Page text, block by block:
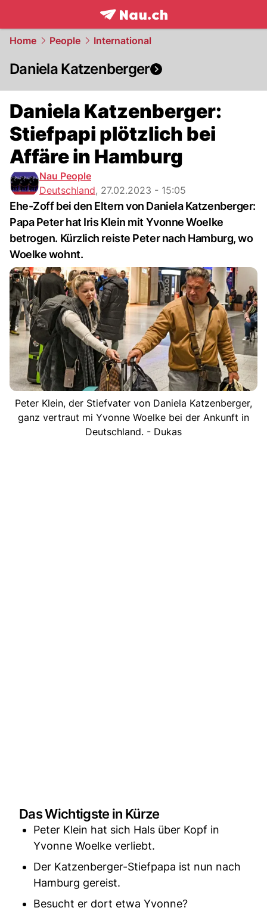
frontpage.NAU.ch
Home People International
Daniela Katzenberger
Daniela Katzenberger:
Stiefpapi plötzlich bei
Affäre in Hamburg
Nau People
Deutschland, 27.02.2023 - 15:05
Ehe-Zoff bei den Eltern von Daniela Katzenberger:
Papa Peter hat Iris Klein mit Yvonne Woelke
betrogen. Kürzlich reiste Peter nach Hamburg, wo
Woelke wohnt.
Peter Klein, der Stiefvater von Daniela Katzenberger,
ganz vertraut mi Yvonne Woelke bei der Ankunft in
Deutschland. - Dukas
Das Wichtigste in Kürze
Peter Klein hat sich Hals über Kopf in
Yvonne Woelke verliebt.
Der Katzenberger-Stiefpapa ist nun nach
Hamburg gereist.
Besucht er dort etwa Yvonne?